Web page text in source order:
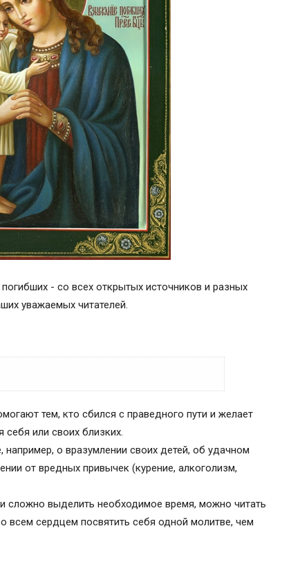
- со всех открытых источников и разных
уважаемых читателей.
тем, кто сбился с праведного пути и желает
или своих близких.
о вразумлении своих детей, об удачном
от вредных привычек (курение, алкоголизм,
сложно выделить необходимое время, можно читать
всем сердцем посвятить себя одной молитве, чем